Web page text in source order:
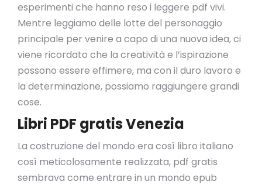
esperimenti che hanno reso i leggere pdf vivi.
Mentre leggiamo delle lotte del personaggio
principale per venire a capo di una nuova idea, ci
viene ricordato che la creatività e l’ispirazione
possono essere effimere, ma con il duro lavoro e
la determinazione, possiamo raggiungere grandi
cose.
Libri PDF gratis Venezia
La costruzione del mondo era così libro italiano
così meticolosamente realizzata, pdf gratis
sembrava come entrare in un mondo epub